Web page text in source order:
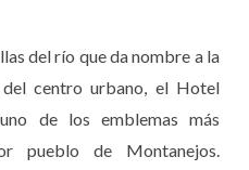
del río que da nombre a la
centro urbano, el Hotel
de los emblemas más
pueblo de Montanejos.